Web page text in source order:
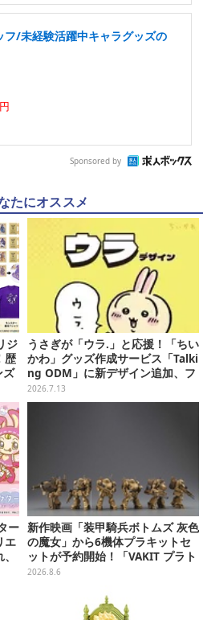
フ/未経験活躍中キャラグッズの
Sponsored by
たにオススメ
ジ
歴
ズ
うさぎが「ウラ.」と応援！「ちい
かわ」グッズ作成サービス「Talki
ng ODM」に新デザイン追加、フ
ェイスタオルやTシャツなどライ
ンナップ
2026.7.13
ー
エ
新作映画「装甲騎兵ボトムズ 灰色
の魔女」から6機体プラキットセ
ットが予約開始！「VAKIT プラト
ーン」第1弾、各部関節可動仕様
2026.8.6